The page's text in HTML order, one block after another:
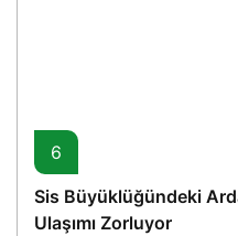
6
Sis Büyüklüğündeki
Ulaşımı Zorluyor